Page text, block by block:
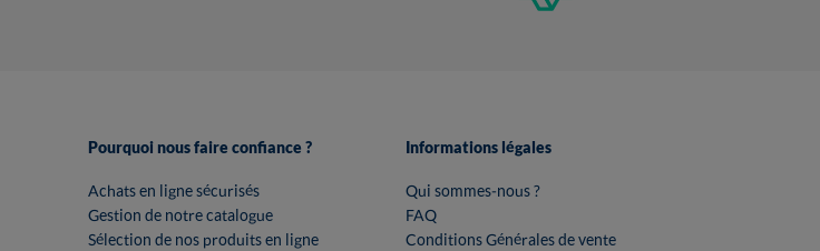
Pourquoi nous faire confiance ?
Achats en ligne sécurisés
Gestion de notre catalogue
Sélection de nos produits en ligne
Informations légales
Qui sommes-nous ?
FAQ
Conditions Générales de vente